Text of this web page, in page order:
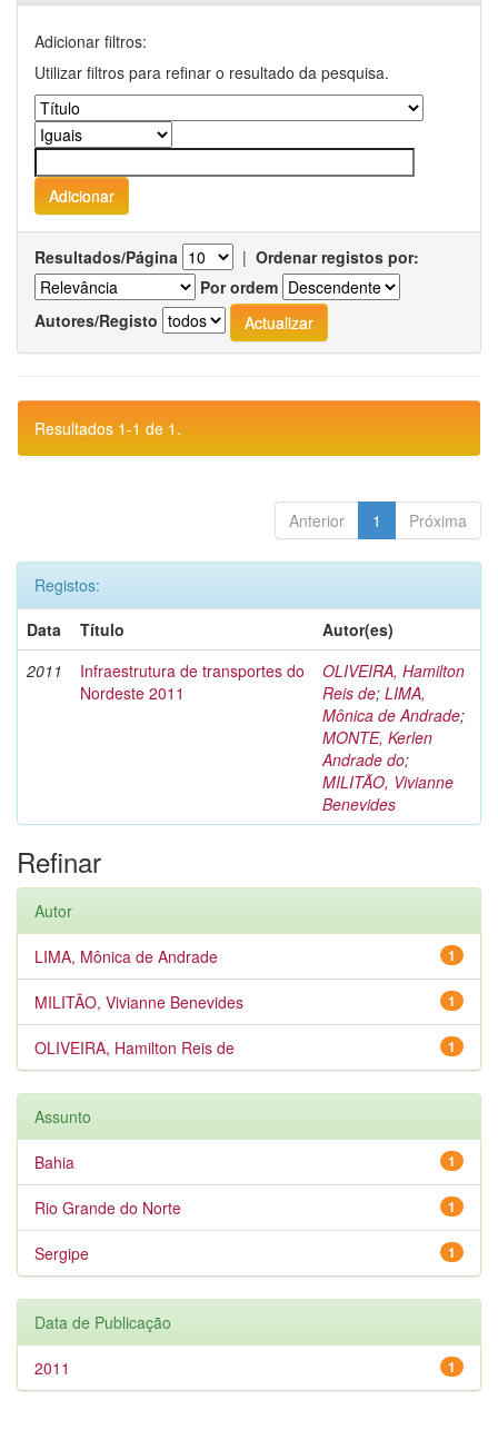
Adicionar filtros:
Utilizar filtros para refinar o resultado da pesquisa.
Resultados/Página | Ordenar registos por:
Por ordem
Autores/Registo
Resultados 1-1 de 1.
Anterior 1 Próxima
Registos:
Data
Título
Autor(es)
2011
Infraestrutura de transportes do
Nordeste 2011
OLIVEIRA, Hamilton
Reis de; LIMA,
Mônica de Andrade;
MONTE, Kerlen
Andrade do;
MILITÃO, Vivianne
Benevides
Refinar
Autor
1
LIMA, Mônica de Andrade
1
MILITÃO, Vivianne Benevides
1
OLIVEIRA, Hamilton Reis de
Assunto
1
Bahia
1
Rio Grande do Norte
1
Sergipe
Data de Publicação
1
2011